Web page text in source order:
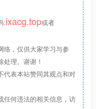
接:
CGu9FnMCQCE5fOke
:ixacg.top或者
络，仅供大家学习与参
理。谢谢！
代表本站赞同其观点和对
任何违法的相关信息，访